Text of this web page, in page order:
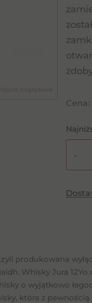
Cena:
Jura
0,7l
-
produkowana
Whisky Jura
o wyjątkowo
która z